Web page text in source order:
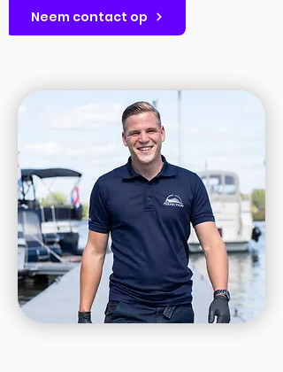
Neem contact op